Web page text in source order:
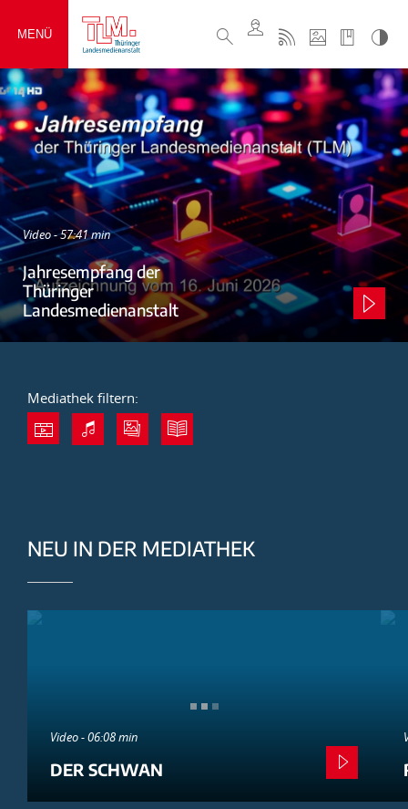
MENÜ
Video - 57:41 min
Jahresempfang der
Thüringer
Landesmedienanstalt
Mediathek filtern:
NEU IN DER MEDIATHEK
Video - 06:08 min
DER SCHWAN